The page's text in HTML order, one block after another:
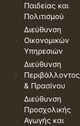
Παιδείας και
Πολιτισμού
Διεύθυνση
Οικονομικών
Υπηρεσιών
Διεύθυνση
Περιβάλλοντος
& Πρασίνου
Διεύθυνση
Προσχολικής
Αγωγής και